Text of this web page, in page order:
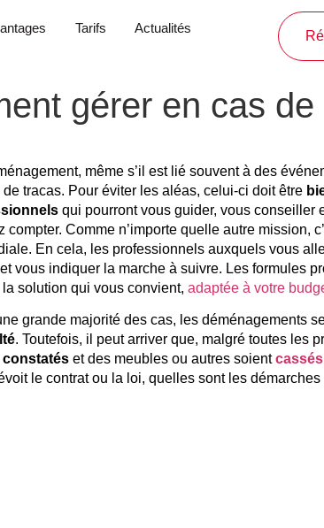
Tarifs Actualités
gérer en cas de
même s’il est lié souvent à des
de tracas. Pour éviter les aléas, celui-ci doit être
qui pourront vous guider, vous conseiller
compter. Comme n’importe quelle autre mission,
En cela, les professionnels auxquels vous
vous indiquer la marche à suivre. Les formules
solution qui vous convient, adaptée à votre
grande majorité des cas, les déménagements
. Toutefois, il peut arriver que, malgré toutes les
et des meubles ou autres soient
le contrat ou la loi, quelles sont les